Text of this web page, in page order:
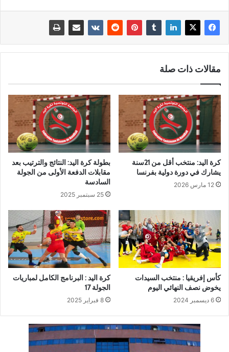
مقالات ذات صلة
كرة اليد: منتخب أقل من 21سنة
يشارك في دورة دولية بفرنسا
12 مارس 2026
بطولة كرة اليد: النتائج والترتيب بعد
مقابلات الدفعة الأولى من الجولة
السادسة
25 سبتمبر 2025
كأس إفريقيا : منتخب السيدات
يخوض نصف النهائي اليوم
6 ديسمبر 2024
كرة اليد : البرنامج الكامل لمباريات
الجولة 17
8 فبراير 2025